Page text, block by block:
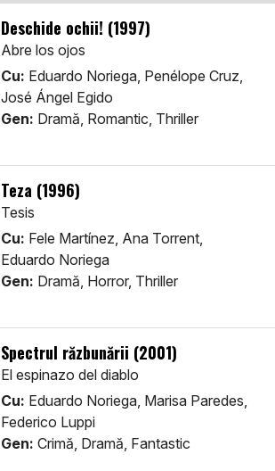
Deschide ochii! (1997)
Abre los ojos
Cu: Eduardo Noriega, Penélope Cruz,
José Ángel Egido
Gen: Dramă, Romantic, Thriller
Teza (1996)
Tesis
Cu: Fele Martínez, Ana Torrent,
Eduardo Noriega
Gen: Dramă, Horror, Thriller
Spectrul răzbunării (2001)
El espinazo del diablo
Cu: Eduardo Noriega, Marisa Paredes,
Federico Luppi
Gen: Crimă, Dramă, Fantastic